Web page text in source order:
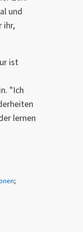
und
ihr,
ist
"Ich
lernen
;